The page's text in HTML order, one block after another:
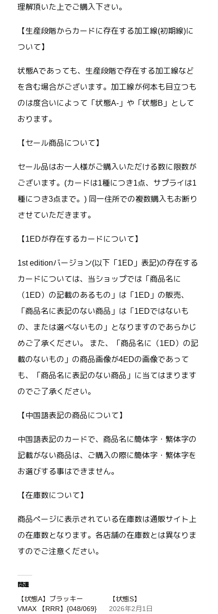
理解頂いた上でご購入下さい。
【生産段階からカードに存在する加工線(初期線)に
ついて】
状態Aであっても、生産段階で存在する加工線など
を含む場合がございます。加工線が何本も目立つも
のは度合いによって「状態A-」や「状態B」として
おります。
【セール商品について】
セール品はお一人様がご購入いただける数に限数が
ございます。(カードは1種につき1点、サプライは1
種につき3点まで。) 同一住所での複数購入もお断り
させていただきます。
【1EDが存在するカードについて】
1st editionバージョン(以下「1ED」表記)の存在する
カードについては、当ショップでは「商品名に
（1ED）の記載のあるもの」は「1ED」の販売、
「商品名に表記のない商品」は「1EDではないも
の、または選べないもの」となりますのであらかじ
めご了承ください。 また、「商品名に（1ED）の記
載のないもの」の商品画像が4EDの画像であって
も、「商品名に表記のない商品」に当てはまります
のでご了承ください。
【中国語表記の商品について】
中国語表記のカードで、商品名に簡体字・繁体字の
記載がない商品は、ご購入の際に簡体字・繁体字を
お選びする事はできません。
【在庫数について】
商品ページに表示されている在庫数は通販サイト上
の在庫数となります。各店舗の在庫数とは異なりま
すのでご注意ください。
関連
【状態A】ブラッキー
VMAX 【RRR】{048/069}
【状態S】
2026年2月1日